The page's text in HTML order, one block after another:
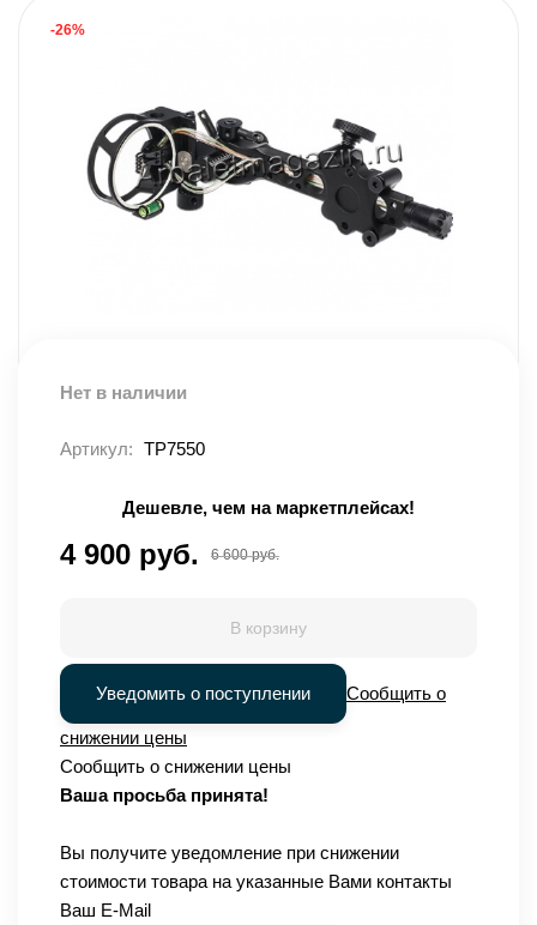
-26%
Нет в наличии
Артикул: TP7550
Дешевле, чем на маркетплейсах!
4 900 руб. 6 600 руб.
В корзину
Уведомить о поступлении Сообщить о
снижении цены
Сообщить о снижении цены
Ваша просьба принята!
Вы получите уведомление при снижении
стоимости товара на указанные Вами контакты
Ваш E-Mail